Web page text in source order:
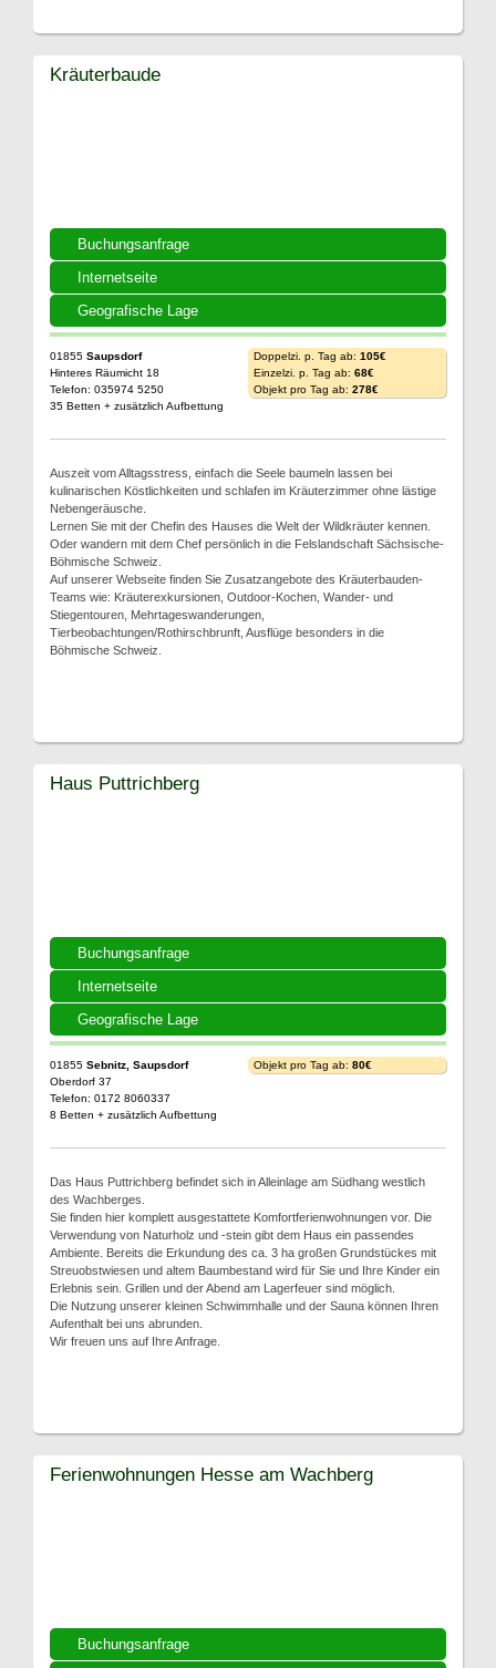
Buchungsanfrage
Internetseite
Geografische Lage
Kräuterbaude
01855 Saupsdorf
Hinteres Räumicht 18
Telefon: 035974 5250
35 Betten + zusätzlich Aufbettung
Doppelzi. p. Tag ab: 105€
Einzelzi. p. Tag ab: 68€
Objekt pro Tag ab: 278€
Auszeit vom Alltagsstress, einfach die Seele baumeln lassen bei
kulinarischen Köstlichkeiten und schlafen im Kräuterzimmer ohne lästige
Nebengeräusche.
Lernen Sie mit der Chefin des Hauses die Welt der Wildkräuter kennen.
Oder wandern mit dem Chef persönlich in die Felslandschaft Sächsische-
Böhmische Schweiz.
Auf unserer Webseite finden Sie Zusatzangebote des Kräuterbauden-
Teams wie: Kräuterexkursionen, Outdoor-Kochen, Wander- und
Stiegentouren, Mehrtageswanderungen,
Tierbeobachtungen/Rothirschbrunft, Ausflüge besonders in die
Böhmische Schweiz.
Buchungsanfrage
Internetseite
Geografische Lage
Haus Puttrichberg
01855 Sebnitz, Saupsdorf
Oberdorf 37
Telefon: 0172 8060337
8 Betten + zusätzlich Aufbettung
Objekt pro Tag ab: 80€
Das Haus Puttrichberg befindet sich in Alleinlage am Südhang westlich
des Wachberges.
Sie finden hier komplett ausgestattete Komfortferienwohnungen vor. Die
Verwendung von Naturholz und -stein gibt dem Haus ein passendes
Ambiente. Bereits die Erkundung des ca. 3 ha großen Grundstückes mit
Streuobstwiesen und altem Baumbestand wird für Sie und Ihre Kinder ein
Erlebnis sein. Grillen und der Abend am Lagerfeuer sind möglich.
Die Nutzung unserer kleinen Schwimmhalle und der Sauna können Ihren
Aufenthalt bei uns abrunden.
Wir freuen uns auf Ihre Anfrage.
Buchungsanfrage
Ferienwohnungen Hesse am Wachberg